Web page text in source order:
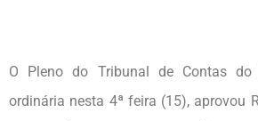
O Pleno do Tribunal de Contas do
ordinária nesta 4ª feira (15), aprovou